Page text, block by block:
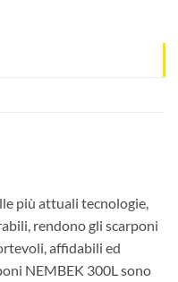
più attuali tecnologie,
rendono gli scarponi
affidabili ed
NEMBEK 300L sono